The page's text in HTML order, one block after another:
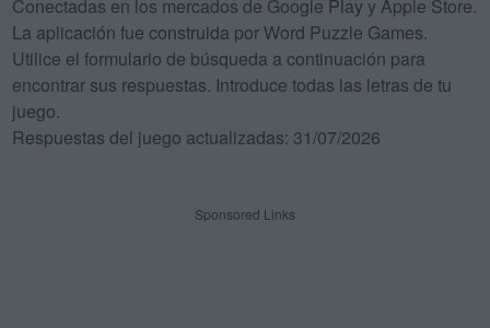
Conectadas en los mercados de Google Play y Apple Store.
La aplicación fue construida por Word Puzzle Games.
Utilice el formulario de búsqueda a continuación para
encontrar sus respuestas. Introduce todas las letras de tu
juego.
Respuestas del juego actualizadas: 31/07/2026
Sponsored Links